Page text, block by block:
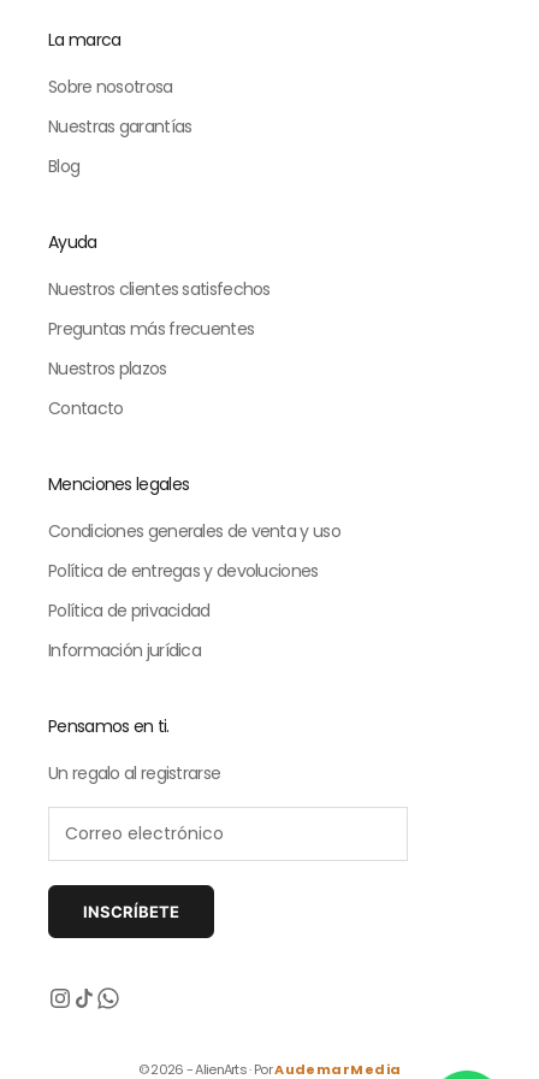
La marca
Sobre nosotrosa
Nuestras garantías
Blog
Ayuda
Nuestros clientes satisfechos
Preguntas más frecuentes
Nuestros plazos
Contacto
Menciones legales
Condiciones generales de venta y uso
Política de entregas y devoluciones
Política de privacidad
Información jurídica
Pensamos en ti.
Un regalo al registrarse
INSCRÍBETE
© 2026 - AlienArts · PorAudemarMedia